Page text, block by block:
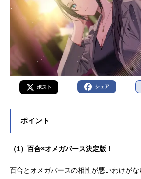
ポスト シェア
ポイント
（1）百合×オメガバース決定版！
百合とオメガバースの相性が悪いわけが